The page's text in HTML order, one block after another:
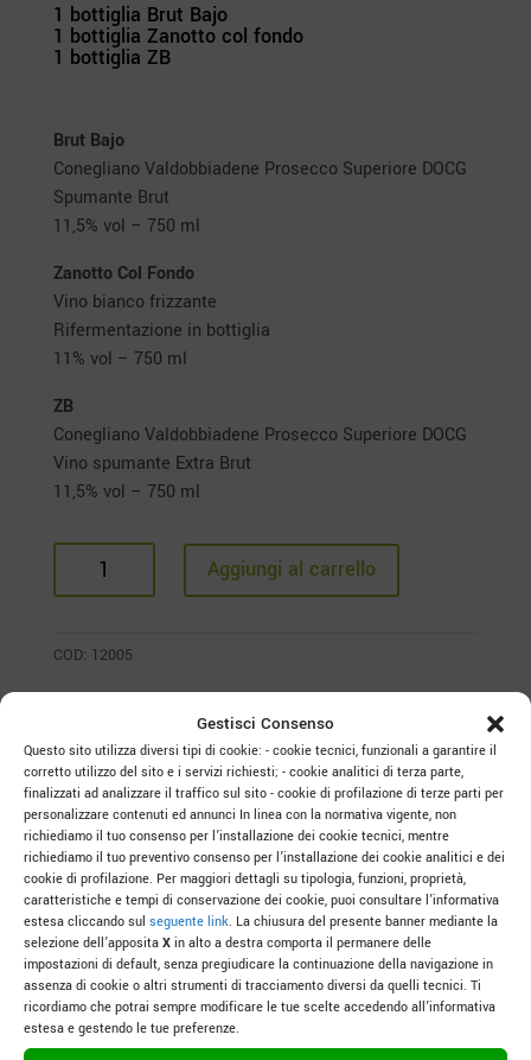
Gestisci Consenso
Questo sito utilizza diversi tipi di cookie: - cookie tecnici, funzionali a garantire il
corretto utilizzo del sito e i servizi richiesti; - cookie analitici di terza parte,
finalizzati ad analizzare il traffico sul sito - cookie di profilazione di terze parti per
personalizzare contenuti ed annunci In linea con la normativa vigente, non
richiediamo il tuo consenso per l’installazione dei cookie tecnici, mentre
richiediamo il tuo preventivo consenso per l’installazione dei cookie analitici e dei
cookie di profilazione. Per maggiori dettagli su tipologia, funzioni, proprietà,
caratteristiche e tempi di conservazione dei cookie, puoi consultare l’informativa
estesa cliccando sul seguente link. La chiusura del presente banner mediante la
selezione dell’apposita X in alto a destra comporta il permanere delle
impostazioni di default, senza pregiudicare la continuazione della navigazione in
assenza di cookie o altri strumenti di tracciamento diversi da quelli tecnici. Ti
ricordiamo che potrai sempre modificare le tue scelte accedendo all’informativa
estesa e gestendo le tue preferenze.
1 bottiglia Brut Bajo
1 bottiglia Zanotto col fondo
1 bottiglia ZB
Brut Bajo
Conegliano Valdobbiadene Prosecco Superiore DOCG
Spumante Brut
11,5% vol – 750 ml
Zanotto Col Fondo
Vino bianco frizzante
Rifermentazione in bottiglia
11% vol – 750 ml
ZB
Conegliano Valdobbiadene Prosecco Superiore DOCG
Vino spumante Extra Brut
11,5% vol – 750 ml
Zanotto's
history
dell’identità
quantità
Aggiungi al carrello
COD: 12005
Prodotti correlati